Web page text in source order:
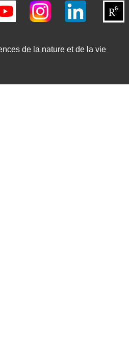
de la nature et de la vie